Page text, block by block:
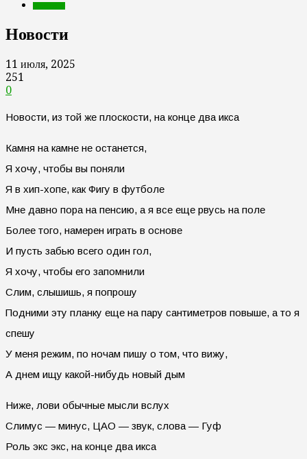
Новости
11 июля, 2025
251
0
Новости, из той же плоскости, на конце два икса
Камня на камне не останется,
Я хочу, чтобы вы поняли
Я в хип-хопе, как Фигу в футболе
Мне давно пора на пенсию, а я все еще рвусь на поле
Более того, намерен играть в основе
И пусть забью всего один гол,
Я хочу, чтобы его запомнили
Слим, слышишь, я попрошу
Подними эту планку еще на пару сантиметров повыше, а то я
спешу
У меня режим, по ночам пишу о том, что вижу,
А днем ищу какой-нибудь новый дым
Ниже, лови обычные мысли вслух
Слимус — минус, ЦАО — звук, слова — Гуф
Роль экс экс, на конце два икса